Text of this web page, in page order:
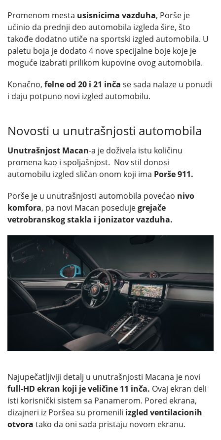
Promenom mesta usisnicima vazduha, Porše je
učinio da prednji deo automobila izgleda šire, što
takođe dodatno utiče na sportski izgled automobila. U
paletu boja je dodato 4 nove specijalne boje koje je
moguće izabrati prilikom kupovine ovog automobila.
Konačno, felne od 20 i 21 inča se sada nalaze u ponudi
i daju potpuno novi izgled automobilu.
Novosti u unutrašnjosti automobila
Unutrašnjost Macan-a je doživela istu količinu
promena kao i spoljašnjost. Nov stil donosi
automobilu izgled sličan onom koji ima Porše 911.
Porše je u unutrašnjosti automobila povećao nivo
komfora, pa novi Macan posedujegrejače
vetrobranskog stakla i jonizator vazduha.
Najupečatljiviji detalj u unutrašnjosti Macana je novi
full-HD ekran koji je veličine 11 inča. Ovaj ekran deli
isti korisnički sistem sa Panamerom. Pored ekrana,
dizajneri iz Poršea su promenili izgled ventilacionih
otvora tako da oni sada pristaju novom ekranu.